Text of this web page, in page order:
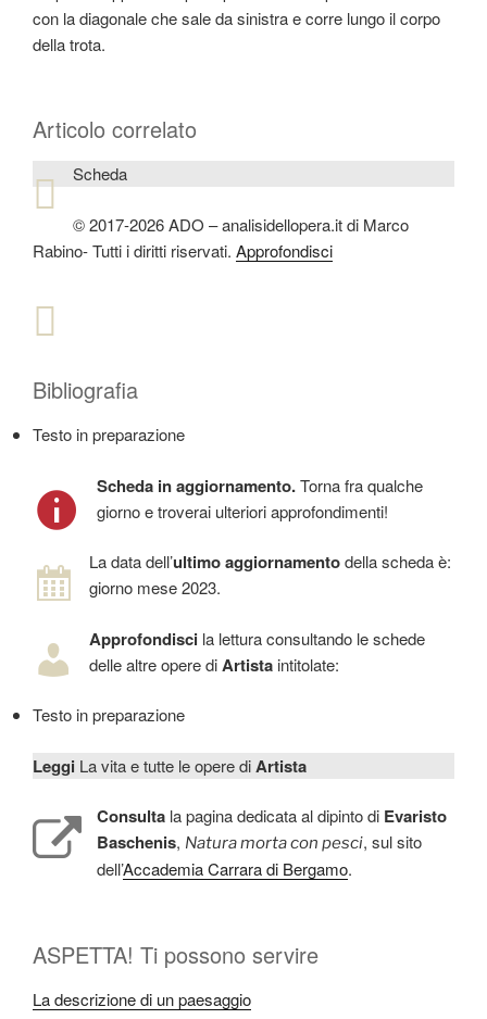
con la diagonale che sale da sinistra e corre lungo il corpo
della trota.
Articolo correlato
Scheda
© 2017-2026 ADO – analisidellopera.it di Marco
Rabino- Tutti i diritti riservati. Approfondisci
Bibliografia
Testo in preparazione
Scheda in aggiornamento.Torna fra qualche
giorno e troverai ulteriori approfondimenti!
La data dell’ultimo aggiornamentodella scheda è:
giorno mese 2023.
Approfondisci la lettura consultando le schede
delle altre opere diArtista intitolate:
Testo in preparazione
Leggi La vita e tutte le opere diArtista
Consulta la pagina dedicata al dipinto di Evaristo
Baschenis, Natura morta con pesci, sul sito
dell’Accademia Carrara di Bergamo.
ASPETTA! Ti possono servire
La descrizione di un paesaggio